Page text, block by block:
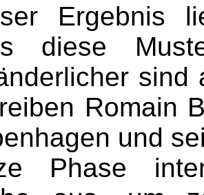
Ergebnis
diese
sind
Romain
und
Phase